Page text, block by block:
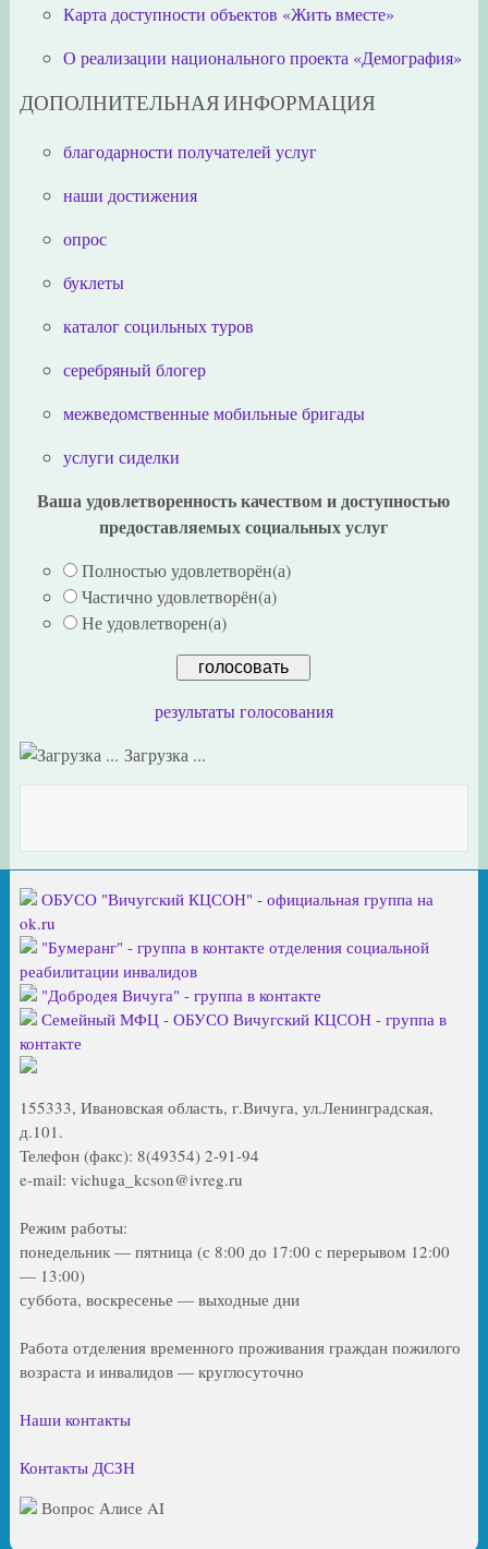
Карта доступности объектов «Жить вместе»
О реализации национального проекта «Демография»
ДОПОЛНИТЕЛЬНАЯ ИНФОРМАЦИЯ
благодарности получателей услуг
наши достижения
опрос
буклеты
каталог социльных туров
серебряный блогер
межведомственные мобильные бригады
услуги сиделки
Ваша удовлетворенность качеством и доступностью
предоставляемых социальных услуг
Полностью удовлетворён(а)
Частично удовлетворён(а)
Не удовлетворен(а)
результаты голосования
Загрузка ...
ОБУСО "Вичугский КЦСОН" - официальная группа на
ok.ru
"Бумеранг" - группа в контакте отделения социальной
реабилитации инвалидов
"Добродея Вичуга" - группа в контакте
Семейный МФЦ - ОБУСО Вичугский КЦСОН - группа в
контакте
155333, Ивановская область, г.Вичуга, ул.Ленинградская,
д.101.
Телефон (факс): 8(49354) 2-91-94
e-mail: vichuga_kcson@ivreg.ru
Режим работы:
понедельник — пятница (с 8:00 до 17:00 с перерывом 12:00
— 13:00)
суббота, воскресенье — выходные дни
Работа отделения временного проживания граждан пожилого
возраста и инвалидов — круглосуточно
Наши контакты
Контакты ДСЗН
Вопрос Алисе AI